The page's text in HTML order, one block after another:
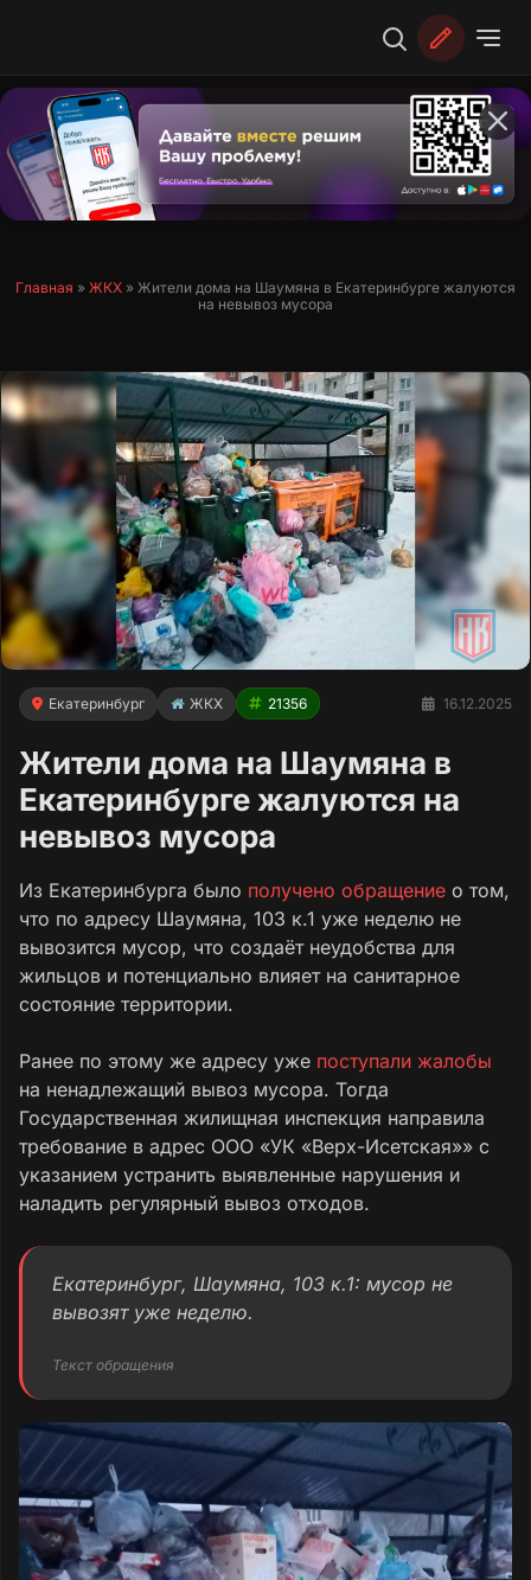
Главная » ЖКХ » Жители дома на Шаумяна в Екатеринбурге жалуются
на невывоз мусора
Екатеринбург ЖКХ 21356 16.12.2025
Жители дома на Шаумяна в
Екатеринбурге жалуются на
невывоз мусора
Из Екатеринбурга было получено обращение о том,
что по адресу Шаумяна, 103 к.1 уже неделю не
вывозится мусор, что создаёт неудобства для
жильцов и потенциально влияет на санитарное
состояние территории.
Ранее по этому же адресу уже поступали жалобы
на ненадлежащий вывоз мусора. Тогда
Государственная жилищная инспекция направила
требование в адрес ООО «УК «Верх-Исетская»» с
указанием устранить выявленные нарушения и
наладить регулярный вывоз отходов.
Екатеринбург, Шаумяна, 103 к.1: мусор не
вывозят уже неделю.
Текст обращения